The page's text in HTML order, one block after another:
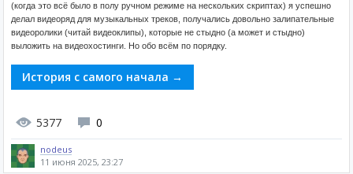
(когда это всё было в полу ручном режиме на нескольких скриптах) я успешно
делал видеоряд для музыкальных треков, получались довольно залипательные
видеоролики (читай видеоклипы), которые не стыдно (а может и стыдно)
выложить на видеохостинги. Но обо всём по порядку.
История с самого начала →
5377 0
nodeus
11 июня 2025, 23:27